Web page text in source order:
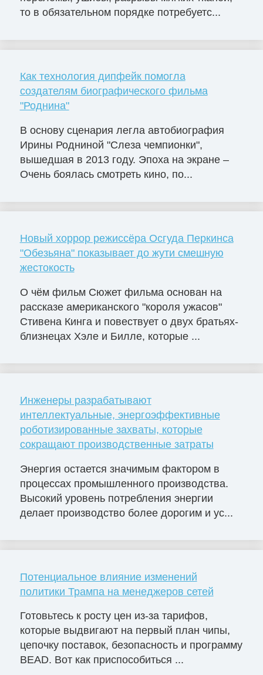
то в обязательном порядке потребуетс...
Как технология дипфейк помогла
создателям биографического фильма
"Роднина"
В основу сценария легла автобиография
Ирины Родниной "Слеза чемпионки",
вышедшая в 2013 году. Эпоха на экране –
Очень боялась смотреть кино, по...
Новый хоррор режиссёра Осгуда Перкинса
"Обезьяна" показывает до жути смешную
жестокость
О чём фильм Сюжет фильма основан на
рассказе американского "короля ужасов"
Стивена Кинга и повествует о двух братьях-
близнецах Хэле и Билле, которые ...
Инженеры разрабатывают
интеллектуальные, энергоэффективные
роботизированные захваты, которые
сокращают производственные затраты
Энергия остается значимым фактором в
процессах промышленного производства.
Высокий уровень потребления энергии
делает производство более дорогим и ус...
Потенциальное влияние изменений
политики Трампа на менеджеров сетей
Готовьтесь к росту цен из-за тарифов,
которые выдвигают на первый план чипы,
цепочку поставок, безопасность и программу
BEAD. Вот как приспособиться ...